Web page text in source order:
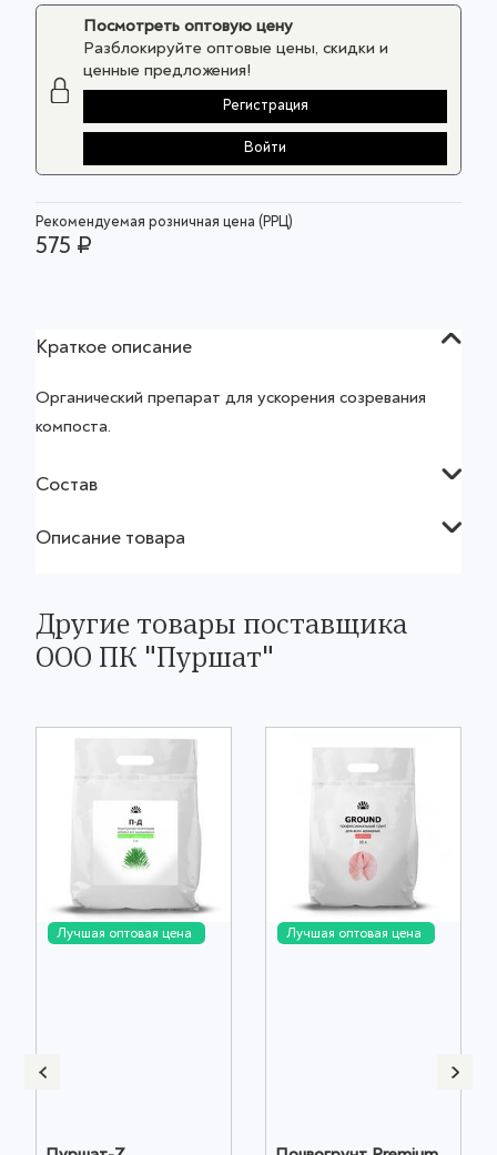
Посмотреть оптовую цену
Разблокируйте оптовые цены, скидки и
ценные предложения!
Регистрация
Войти
Рекомендуемая розничная цена (РРЦ)
575 ₽
Краткое описание
Органический препарат для ускорения созревания
компоста.
Состав
Описание товара
Другие товары поставщика
ООО ПК "Пуршат"
Лучшая оптовая цена Лучшая оптовая цена